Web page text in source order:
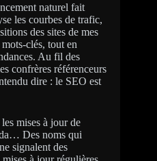
naturel fait
les courbes de trafic,
des sites de mes
clés, tout en
Au fil des
confrères référenceurs
dire : le SEO est
mises à jour de
Des noms qui
signalent des